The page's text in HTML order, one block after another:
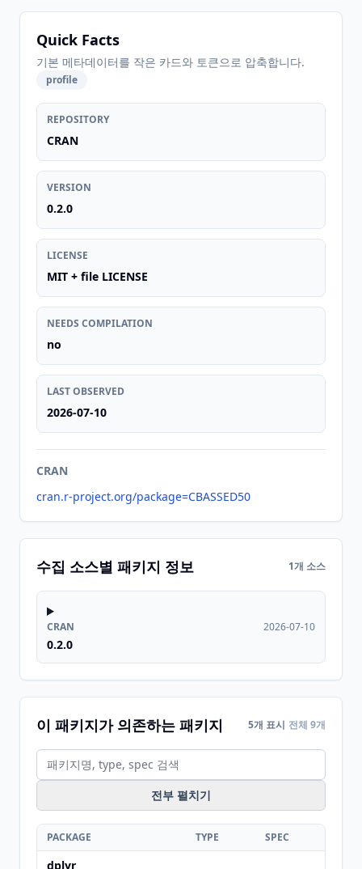
Quick Facts
기본 메타데이터를 작은 카드와 토큰으로 압축합니다.
profile
REPOSITORY
CRAN
VERSION
0.2.0
LICENSE
MIT + file LICENSE
NEEDS COMPILATION
no
LAST OBSERVED
2026-07-10
CRAN
cran.r-project.org/package=CBASSED50
수집 소스별 패키지 정보 1개 소스
CRAN
0.2.0
2026-07-10
이 패키지가 의존하는 패키지 5개 표시 전체 9개
전부 펼치기
PACKAGE TYPE SPEC
dplyr